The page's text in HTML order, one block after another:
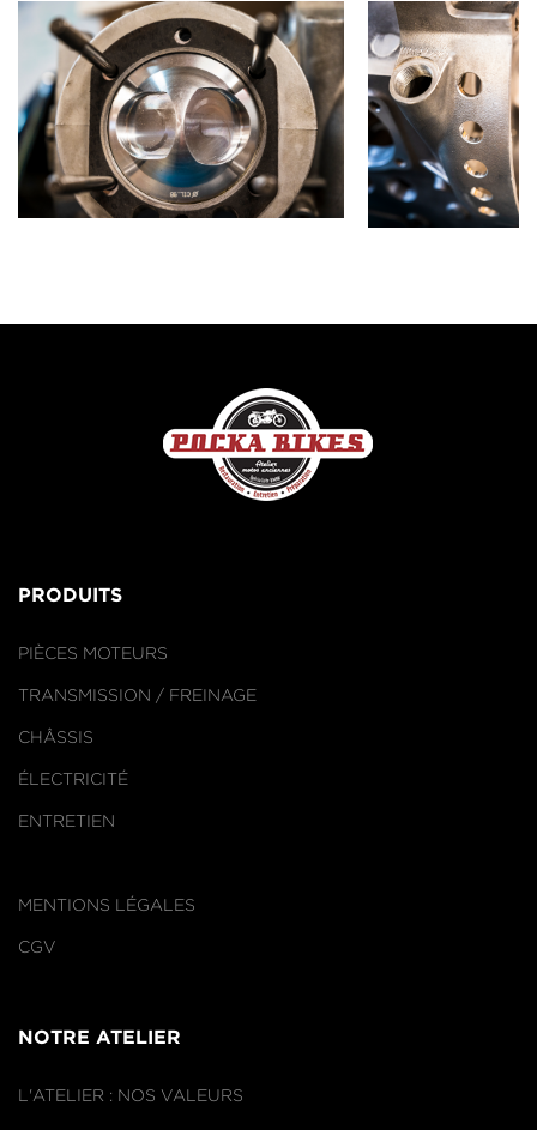
PRODUITS
PIÈCES MOTEURS
TRANSMISSION / FREINAGE
CHÂSSIS
ÉLECTRICITÉ
ENTRETIEN
MENTIONS LÉGALES
CGV
NOTRE ATELIER
L'ATELIER : NOS VALEURS